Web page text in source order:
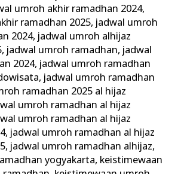
umroh akhir ramadhan 2024,
ramadhan 2025, jadwal umroh
2024, jadwal umroh alhijaz
, jadwal umroh ramadhan, jadwal
2024, jadwal umroh ramadhan
, jadwal umroh ramadhan
ramadhan 2025 al hijaz
umroh ramadhan al hijaz
umroh ramadhan al hijaz
, jadwal umroh ramadhan al hijaz
, jadwal umroh ramadhan alhijaz,
yogyakarta, keistimewaan